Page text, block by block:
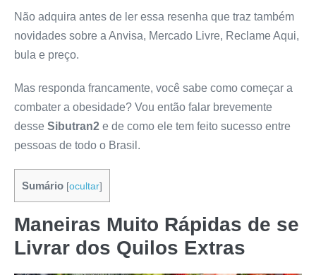
Não adquira antes de ler essa resenha que traz também
novidades sobre a Anvisa, Mercado Livre, Reclame Aqui,
bula e preço.
Mas responda francamente, você sabe como começar a
combater a obesidade? Vou então falar brevemente
desse Sibutran2 e de como ele tem feito sucesso entre
pessoas de todo o Brasil.
Sumário [ocultar]
Maneiras Muito Rápidas de se
Livrar dos Quilos Extras